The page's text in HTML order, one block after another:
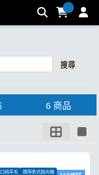
車美容材料
搜尋
6 商品
純羊毛
適用各式拋光機